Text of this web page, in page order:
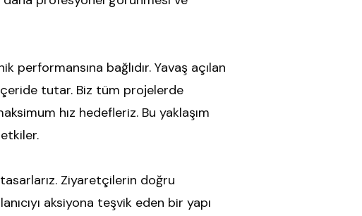
performansına bağlıdır. Yavaş açılan
tutar. Biz tüm projelerde
hız hedefleriz. Bu yaklaşım
Ziyaretçilerin doğru
aksiyona teşvik eden bir yapı